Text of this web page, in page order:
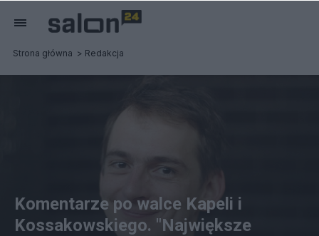
Strona główna Redakcja
Komentarze po walce Kapeli i
Kossakowskiego. "Największe